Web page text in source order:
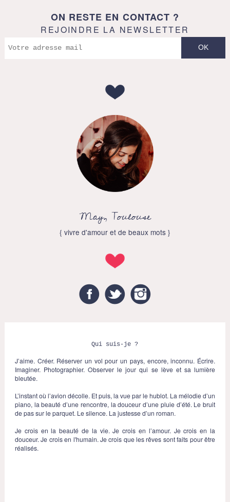
ON RESTE EN CONTACT ?
REJOINDRE LA NEWSLETTER
May, Toulouse
{ vivre d'amour et de beaux mots }
FacebookTwitter
Qui suis-je ?
J’aime. Créer. Réserver un vol pour un pays, encore, inconnu. Écrire.
Imaginer. Photographier. Observer le jour qui se lève et sa lumière
bleutée.
L’instant où l’avion décolle. Et puis, la vue par le hublot. La mélodie d’un
piano, la beauté d’une rencontre, la douceur d’une pluie d’été. Le bruit
de pas sur le parquet. Le silence. La justesse d’un roman.
Je crois en la beauté de la vie. Je crois en l’amour. Je crois en la
douceur. Je crois en l'humain. Je crois que les rêves sont faits pour être
réalisés.